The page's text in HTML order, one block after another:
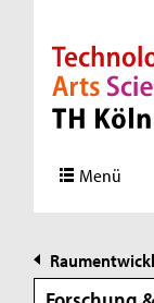
Direkt zur
Direkt zur
Direkt zum
Direkt zum
Menü